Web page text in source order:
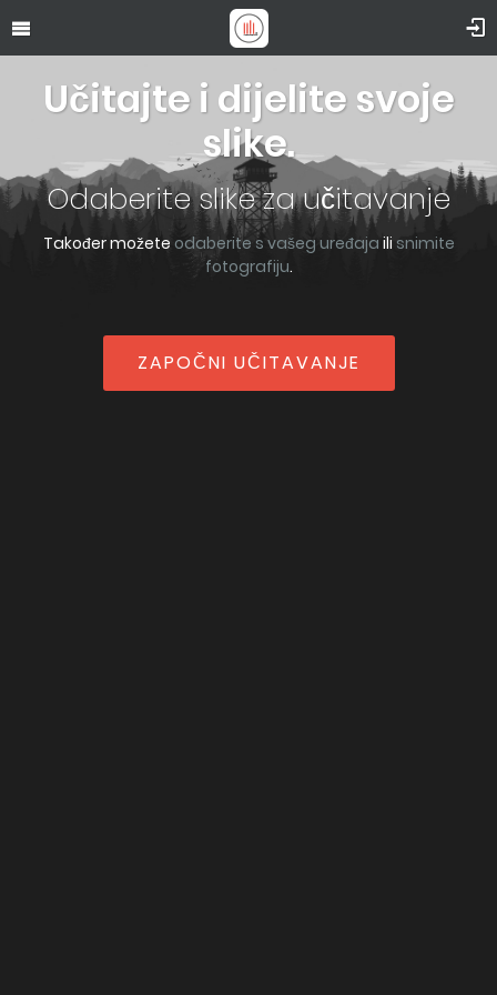
Učitajte i dijelite svoje
slike.
Odaberite slike za učitavanje
Također možete odaberite s vašeg uređaja ili snimite
fotografiju.
ZAPOČNI UČITAVANJE